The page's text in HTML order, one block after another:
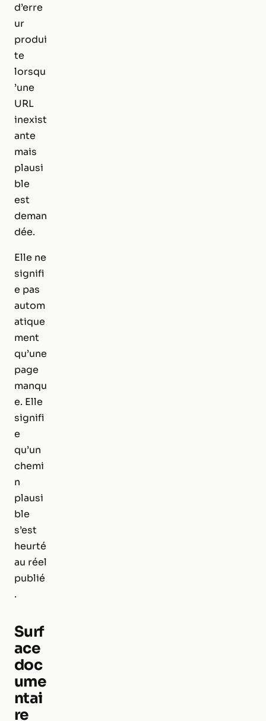
d’erre
ur
produi
te
lorsqu
’une
URL
inexist
ante
mais
plausi
ble
est
deman
dée.
Elle ne
signifi
e pas
autom
atique
ment
qu’une
page
manqu
e. Elle
signifi
e
qu’un
chemi
n
plausi
ble
s’est
heurté
au réel
publié
.
Surf
ace
doc
ume
ntai
re